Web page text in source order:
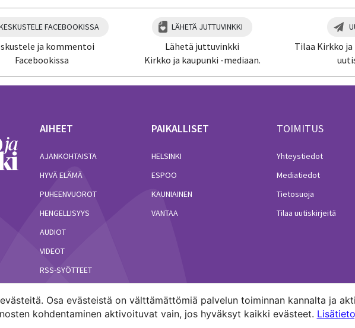
Osa evästeistä on välttämättömiä palvelun toiminnan kannalta ja
kohdentaminen aktivoituvat vain, jos hyväksyt kaikki evästeet.
FACEBOOKISSA
ja kommentoi
Facebookissa
LÄHETÄ JUTTUVINKKI
Lähetä juttuvinkki
Kirkko ja kaupunki -mediaan.
Tilaa Kirkko
AIHEET
AJANKOHTAISTA
HYVÄ ELÄMÄ
PUHEENVUOROT
HENGELLISYYS
AUDIOT
VIDEOT
RSS-SYÖTTEET
PAIKALLISET
HELSINKI
ESPOO
KAUNIAINEN
VANTAA
TOIMITUS
Yhteystiedot
Mediatiedot
Tietosuoja
Tilaa uutiskirjeitä